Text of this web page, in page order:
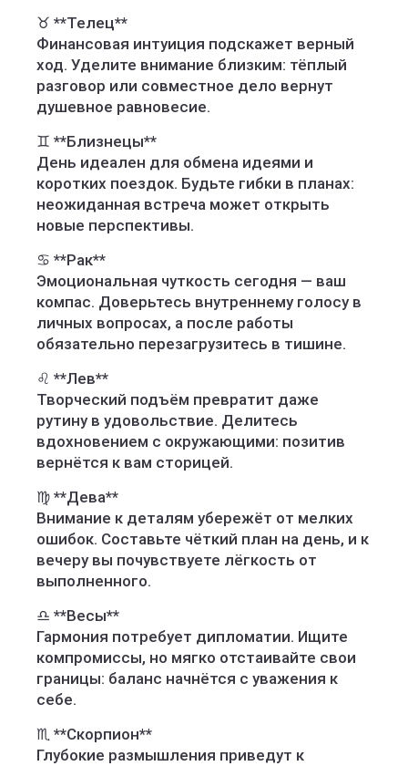
♉ **Телец**
Финансовая интуиция подскажет верный
ход. Уделите внимание близким: тёплый
разговор или совместное дело вернут
душевное равновесие.
♊ **Близнецы**
День идеален для обмена идеями и
коротких поездок. Будьте гибки в планах:
неожиданная встреча может открыть
новые перспективы.
♋ **Рак**
Эмоциональная чуткость сегодня — ваш
компас. Доверьтесь внутреннему голосу в
личных вопросах, а после работы
обязательно перезагрузитесь в тишине.
♌ **Лев**
Творческий подъём превратит даже
рутину в удовольствие. Делитесь
вдохновением с окружающими: позитив
вернётся к вам сторицей.
♍ **Дева**
Внимание к деталям убережёт от мелких
ошибок. Составьте чёткий план на день, и к
вечеру вы почувствуете лёгкость от
выполненного.
♎ **Весы**
Гармония потребует дипломатии. Ищите
компромиссы, но мягко отстаивайте свои
границы: баланс начнётся с уважения к
себе.
♏ **Скорпион**
Глубокие размышления приведут к